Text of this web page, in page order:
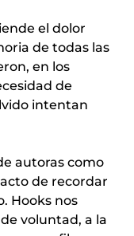
el dolor
de todas las
en los
de
intentan
autoras como
de recordar
Hooks nos
voluntad, a la